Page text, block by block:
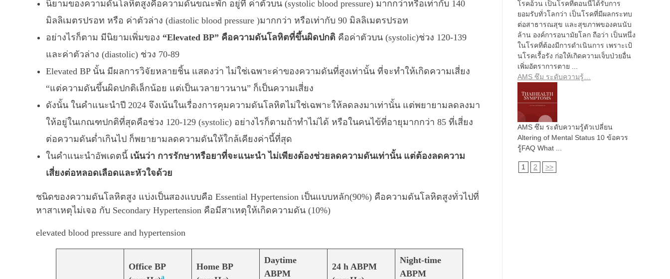
นิยามของความดันโลหิตสูงคือความดันขณะพัก อยู่ที่ ค่าตัวบน (systolic blood pressure) มากกว่าหรือเท่ากับ 140
มิลลิเมตรปรอท หรือ ค่าตัวล่าง (diastolic blood pressure )มากกว่า หรือเท่ากับ 90 มิลลิเมตรปรอท
อย่างไรก็ตาม มีนิยามเพิ่มของ “Elevated BP” คือความดันโลหิตที่ขึ้นผิดปกติ คือค่าตัวบน (systolic)ช่วง 120-139
และค่าตัวล่าง (diastolic) ช่วง 70-89
Elevated BP นั้น มีผลการวิจัยหลายชิ้น แสดงว่า ไม่ใช่เฉพาะค่าของความดันที่สูงเท่านั้น ที่จะทำให้เกิดความเสี่ยง
“แต่ความดันขึ้นผิดปกติเล็กน้อย แต่เป็นเวลายาวนาน” ก็เป็นความเสี่ยง
ดังนั้น ในคำแนะนำปี 2024 จึงเน้นในเรื่องการคุมความดันโลหิตไม่ใช่เฉพาะให้ลดลงมาเท่านั้น แต่พยายามลดลงมา
ให้อยู่ในเกณฑปกติที่สุดคือช่วง 120-129 (systolic) อย่างไรก็ตามถ้าทำไม่ได้ หรือในคนไข้ที่อายุมากกว่า 85 ที่เสี่ยง
ต่อความดันต่ำเกินไป ก็พยายามลดความดันให้ใกล้เคียงค่านี้ที่สุด
ในคำแนะนำอัพเดตนี้เน้นว่า การรักษาหรือยาที่จะแนะนำ ไม่เพียงต้องช่วยลดความดันเท่านั้น แต่ต้องลดความ
เสี่ยงต่อหลอดเลือดและหัวใจด้วย
ชนิดของความดันโลหิตสูง แบ่งเป็นสองแบบคือ Essential Hypertension เป็นแบบหลัก(90%) คือความดันโลหิตสูงทั่วไปที่
หาสาเหตุไม่เจอ กับ Secondary Hypertension คือมีสาเหตุให้เกิดความดัน (10%)
elevated blood pressure and hypertension
Office BP
a
Home BP
Daytime
ABPM
24 h ABPM
Night-time
ABPM
โรคอ้วน เป็นโรคที่ตอนนี้ได้รับการ
ยอมรับทั่วโลกว่า เป็นโรคที่มีผลกระทบ
ต่อสาธารณสุข และสุขภาพของคนนับ
ล้าน องค์การอนามัยโลก ถือว่า เป็นหนึ่ง
ในโรคที่ต้องมีการดำเนินการ เพราะเป้
นโรคเรื้อรัง ก่อให้เกิดความเจ็บป่วยอื่น
เพิ่มอัตราการตาย ...
AMS ซึม ระดับความรู้…
AMS ซึม ระดับความรู้ตัวเปลี่ยน
Altering of Mental Status 10 ข้อควร
รู้FAQ What ...
1 2 >>